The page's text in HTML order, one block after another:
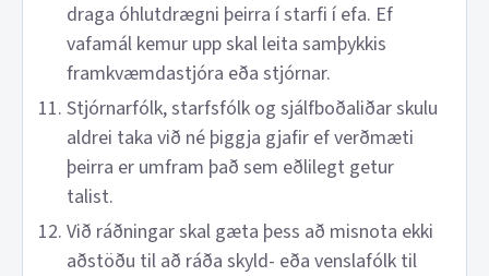
draga óhlutdrægni þeirra í starfi í efa. Ef
vafamál kemur upp skal leita samþykkis
framkvæmdastjóra eða stjórnar.
Stjórnarfólk, starfsfólk og sjálfboðaliðar skulu
aldrei taka við né þiggja gjafir ef verðmæti
þeirra er umfram það sem eðlilegt getur
talist.
Við ráðningar skal gæta þess að misnota ekki
aðstöðu til að ráða skyld- eða venslafólk til